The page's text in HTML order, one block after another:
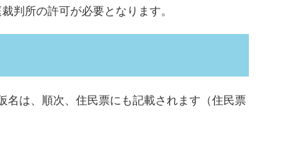
判所の許可が必要となります。
名は、順次、住民票にも記載されます（住民票